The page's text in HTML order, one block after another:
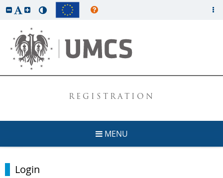
REGISTRATION
MENU
Login